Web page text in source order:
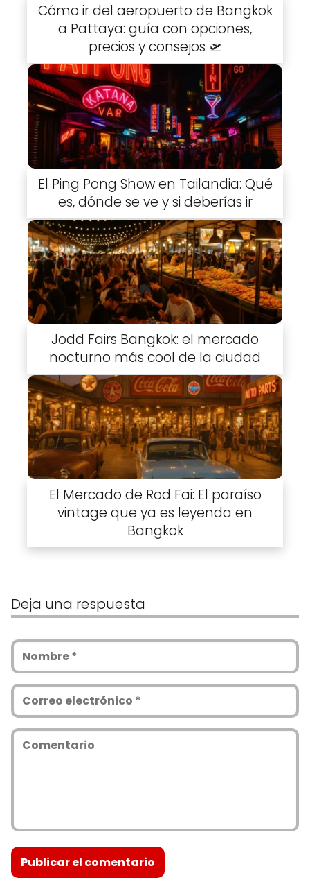
Cómo ir del aeropuerto de Bangkok
a Pattaya: guía con opciones,
precios y consejos 🛫
El Ping Pong Show en Tailandia: Qué
es, dónde se ve y si deberías ir
Jodd Fairs Bangkok: el mercado
nocturno más cool de la ciudad
El Mercado de Rod Fai: El paraíso
vintage que ya es leyenda en
Bangkok
Deja una respuesta